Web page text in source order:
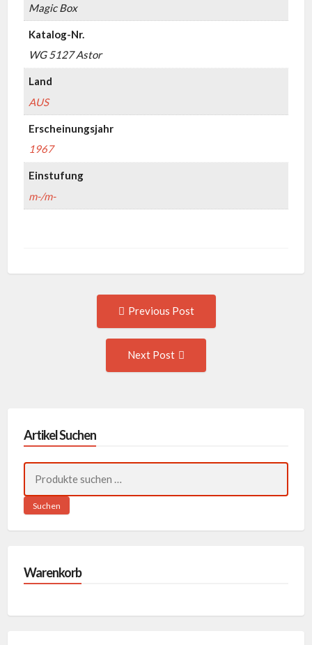
Magic Box
Katalog-Nr.
WG 5127 Astor
Land
AUS
Erscheinungsjahr
1967
Einstufung
m-/m-
navigation
Previous Post
Next Post
Artikel Suchen
nach:
Suchen
Warenkorb